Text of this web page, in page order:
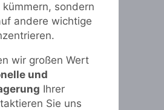
sondern
andere wichtige
wir großen Wert
und
Ihrer
Sie uns